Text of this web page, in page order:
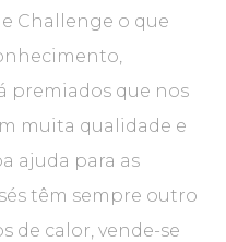
Challenge o que
premiados que nos
muita qualidade e
ajuda para as
têm sempre outro
de calor, vende-se